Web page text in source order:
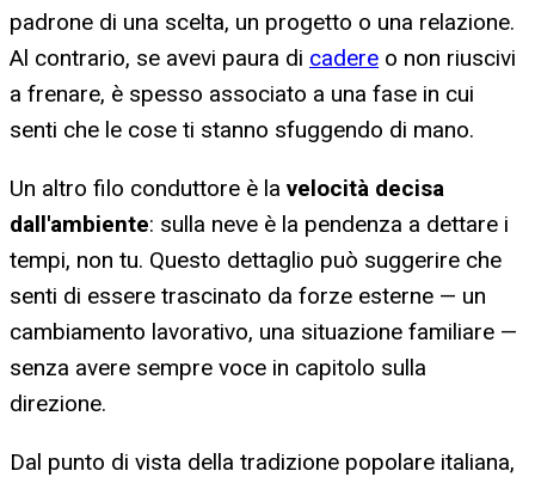
padrone di una scelta, un progetto o una relazione.
Al contrario, se avevi paura di cadere o non riuscivi
a frenare, è spesso associato a una fase in cui
senti che le cose ti stanno sfuggendo di mano.
Un altro filo conduttore è la velocità decisa
dall'ambiente: sulla neve è la pendenza a dettare i
tempi, non tu. Questo dettaglio può suggerire che
senti di essere trascinato da forze esterne — un
cambiamento lavorativo, una situazione familiare —
senza avere sempre voce in capitolo sulla
direzione.
Dal punto di vista della tradizione popolare italiana,